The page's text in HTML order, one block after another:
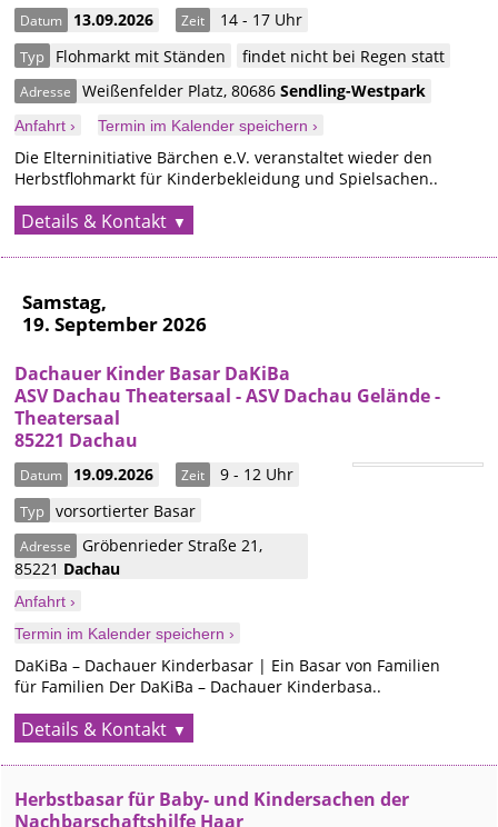
Datum 13.09.2026 Zeit 14 - 17 Uhr
Typ Flohmarkt mit Ständen findet nicht bei Regen statt
Adresse Weißenfelder Platz,80686Sendling-Westpark
Anfahrt › Termin im Kalender speichern ›
Die Elterninitiative Bärchen e.V. veranstaltet wieder den
Herbstflohmarkt für Kinderbekleidung und Spielsachen..
Details & Kontakt
Samstag,
19. September 2026
Dachauer Kinder Basar DaKiBa
ASV Dachau Theatersaal - ASV Dachau Gelände -
Theatersaal
85221 Dachau
Datum 19.09.2026 Zeit 9 - 12 Uhr
Typ vorsortierter Basar
Adresse Gröbenrieder Straße 21,
85221 Dachau
Anfahrt ›
Termin im Kalender speichern ›
DaKiBa – Dachauer Kinderbasar | Ein Basar von Familien
für Familien Der DaKiBa – Dachauer Kinderbasa..
Details & Kontakt
Herbstbasar für Baby- und Kindersachen der
Nachbarschaftshilfe Haar